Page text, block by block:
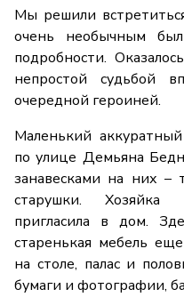
Мы решили
очень необычным
подробности.
непростой судьбой
очередной героиней.
Маленький
по улице Демьяна
занавесками на них –
старушки. Хозяйка
пригласила в дом.
старенькая мебель
на столе, палас и
бумаги и фотографии,